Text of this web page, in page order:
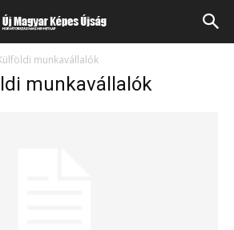
munkavállalók
munkavállalók